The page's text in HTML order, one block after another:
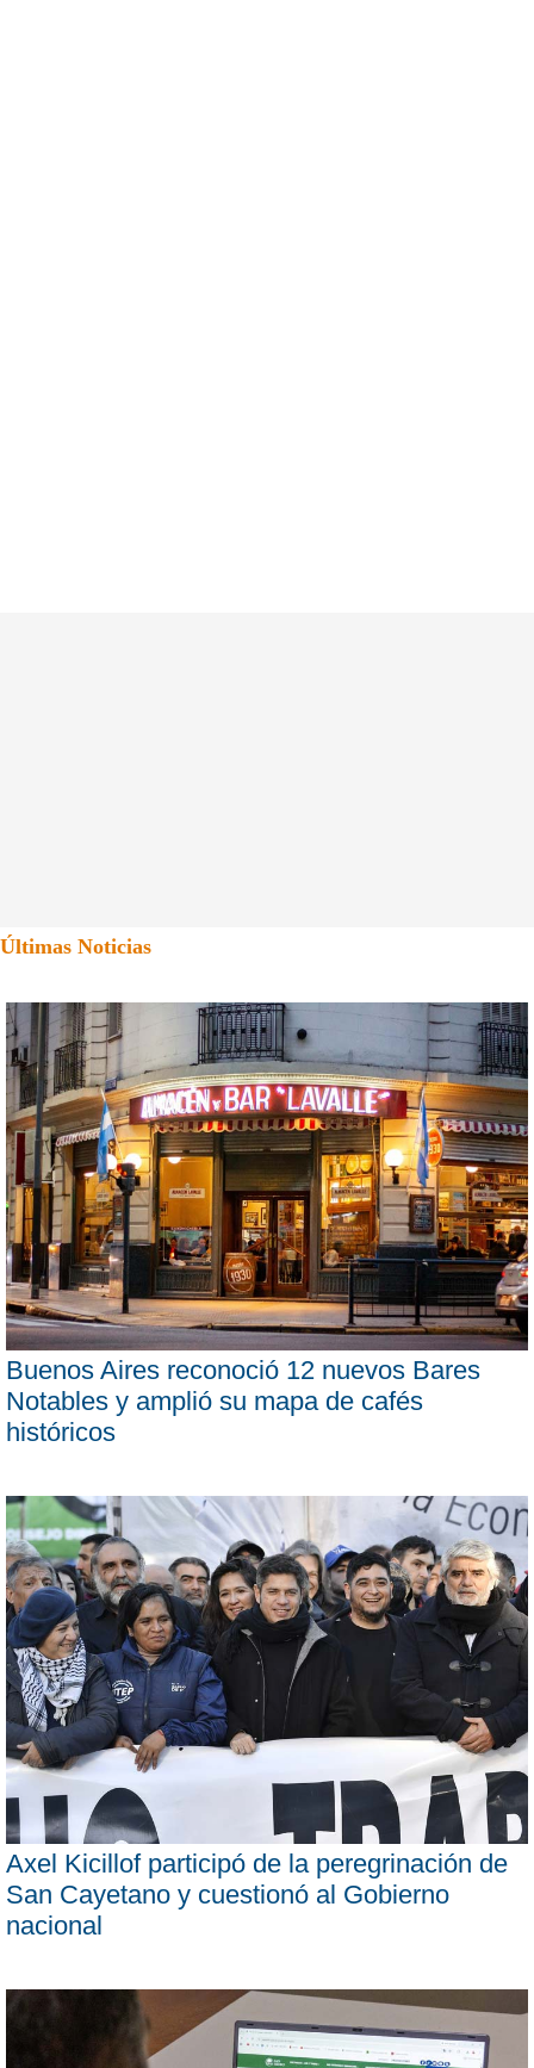
Últimas Noticias
Buenos Aires reconoció 12 nuevos Bares
Notables y amplió su mapa de cafés
históricos
Axel Kicillof participó de la peregrinación de
San Cayetano y cuestionó al Gobierno
nacional